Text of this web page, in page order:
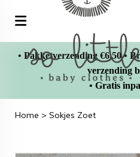
• Pakketverzending €6,50 •
verzending
• Gratis
Home > Sokjes Zoet